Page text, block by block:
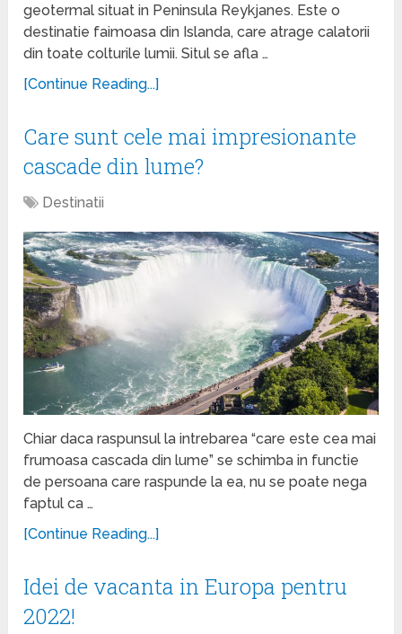
geotermal situat in Peninsula Reykjanes. Este o
destinatie faimoasa din Islanda, care atrage calatorii
din toate colturile lumii. Situl se afla …
[Continue Reading...]
Care sunt cele mai impresionante
cascade din lume?
Destinatii
Chiar daca raspunsul la intrebarea “care este cea mai
frumoasa cascada din lume” se schimba in functie
de persoana care raspunde la ea, nu se poate nega
faptul ca …
[Continue Reading...]
Idei de vacanta in Europa pentru
2022!